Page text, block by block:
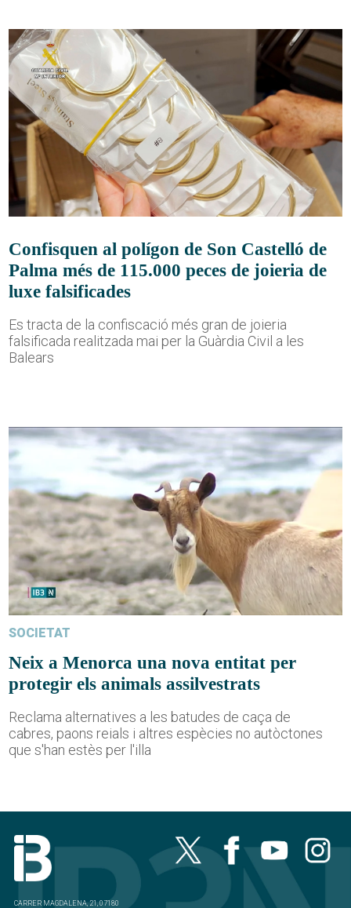
Confisquen al polígon de Son Castelló de
Palma més de 115.000 peces de joieria de
luxe falsificades
Es tracta de la confiscació més gran de joieria
falsificada realitzada mai per la Guàrdia Civil a les
Balears
SOCIETAT
Neix a Menorca una nova entitat per
protegir els animals assilvestrats
Reclama alternatives a les batudes de caça de
cabres, paons reials i altres espècies no autòctones
que s'han estès per l'illa
CARRER MAGDALENA, 21, 07180